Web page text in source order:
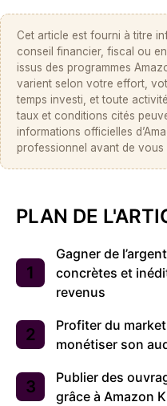
Cet article est fourni à titre
conseil financier, fiscal ou
issus des programmes
varient selon votre effort,
temps investi, et toute
taux et conditions cités
informations officielles
professionnel avant de vous
PLAN DE
Gagner de
concrètes et
revenus
Profiter du
monétiser son
Publier des
grâce à Amazon